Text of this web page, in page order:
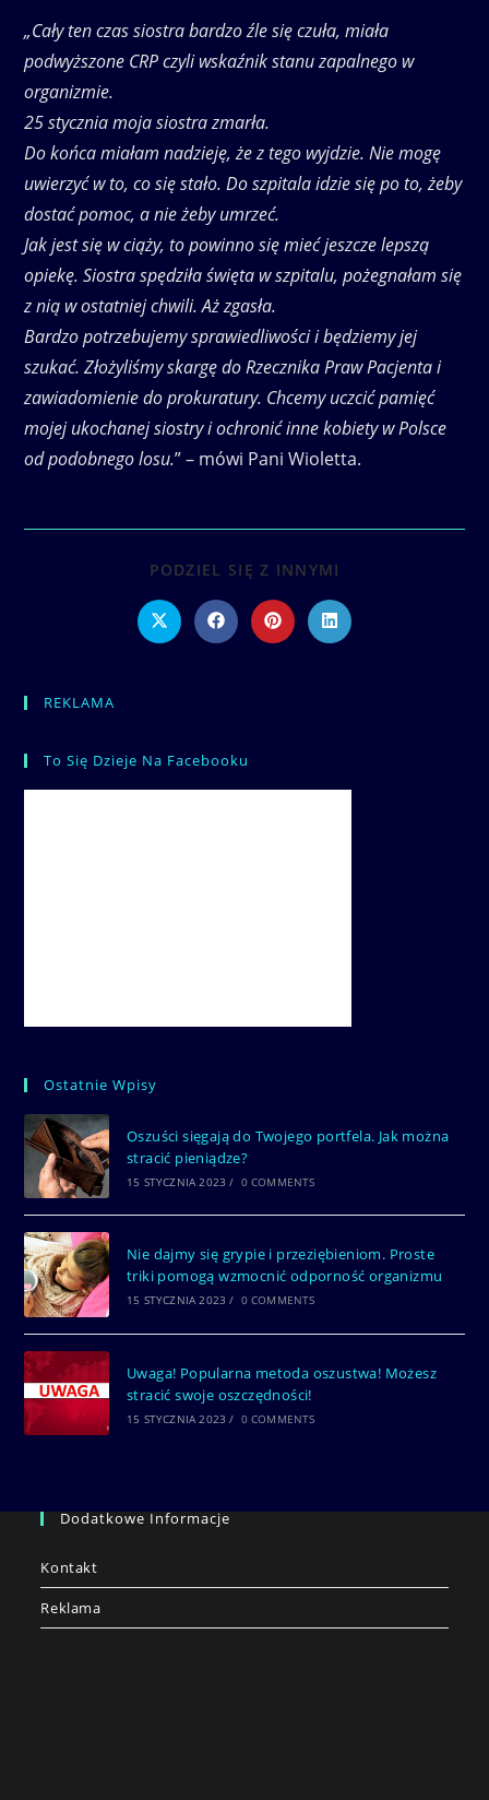
„Cały ten czas siostra bardzo źle się czuła, miała
podwyższone CRP czyli wskaźnik stanu zapalnego w
organizmie.
25 stycznia moja siostra zmarła.
Do końca miałam nadzieję, że z tego wyjdzie. Nie mogę
uwierzyć w to, co się stało. Do szpitala idzie się po to, żeby
dostać pomoc, a nie żeby umrzeć.
Jak jest się w ciąży, to powinno się mieć jeszcze lepszą
opiekę. Siostra spędziła święta w szpitalu, pożegnałam się
z nią w ostatniej chwili. Aż zgasła.
Bardzo potrzebujemy sprawiedliwości i będziemy jej
szukać. Złożyliśmy skargę do Rzecznika Praw Pacjenta i
zawiadomienie do prokuratury. Chcemy uczcić pamięć
mojej ukochanej siostry i ochronić inne kobiety w Polsce
od podobnego losu.” – mówi Pani Wioletta.
PODZIEL SIĘ Z INNYMI
CONTENT
Opens
in
Opens
in
Opens
in
Opens
in
REKLAMA
To Się Dzieje Na Facebooku
Ostatnie Wpisy
Oszuści sięgają do Twojego portfela. Jak można
stracić pieniądze?
15 STYCZNIA 2023 / 0 COMMENTS
Nie dajmy się grypie i przeziębieniom. Proste
triki pomogą wzmocnić odporność organizmu
15 STYCZNIA 2023 / 0 COMMENTS
Uwaga! Popularna metoda oszustwa! Możesz
stracić swoje oszczędności!
15 STYCZNIA 2023 / 0 COMMENTS
Dodatkowe Informacje
Kontakt
Reklama